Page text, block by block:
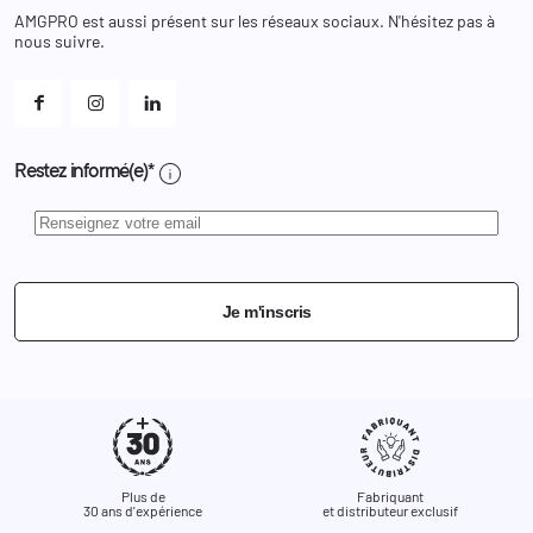
Et les cookies ?
AMGPRO est aussi présent sur les réseaux sociaux. N'hésitez pas à
nous suivre.
Restez informé(e)* info
Je m'inscris
Plus de
30 ans d'expérience
Fabriquant
et distributeur exclusif